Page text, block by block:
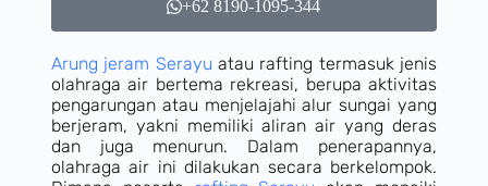
+62 8190-1095-344
Arung jeram Serayu atau rafting termasuk jenis
olahraga air bertema rekreasi, berupa aktivitas
pengarungan atau menjelajahi alur sungai yang
berjeram, yakni memiliki aliran air yang deras
dan juga menurun. Dalam penerapannya,
olahraga air ini dilakukan secara berkelompok.